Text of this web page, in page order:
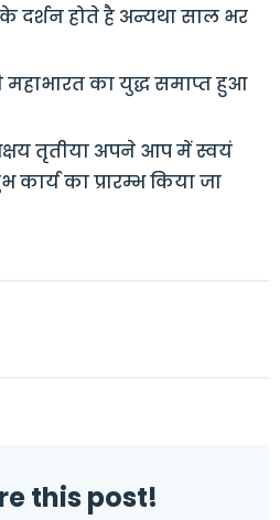
के दर्शन होते है अन्यथा साल भर
महाभारत का युद्ध समाप्त हुआ
तृतीया अपने आप में स्वयं
कार्य का प्रारम्भ किया जा
this post!